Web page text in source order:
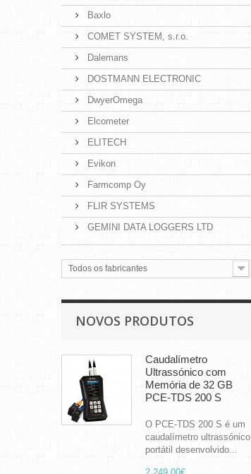
Baxlo
COMET SYSTEM, s.r.o.
Dalemans
DOSTMANN ELECTRONIC
DwyerOmega
Elcometer
ELITECH
Evikon
Farmcomp Oy
FLIR SYSTEMS
GEMINI DATA LOGGERS LTD
Todos os fabricantes
NOVOS PRODUTOS
Caudalímetro
Ultrassónico com
Memória de 32 GB
PCE-TDS 200 S
O PCE-TDS 200 S é um
caudalímetro ultrassónico
portátil desenvolvido...